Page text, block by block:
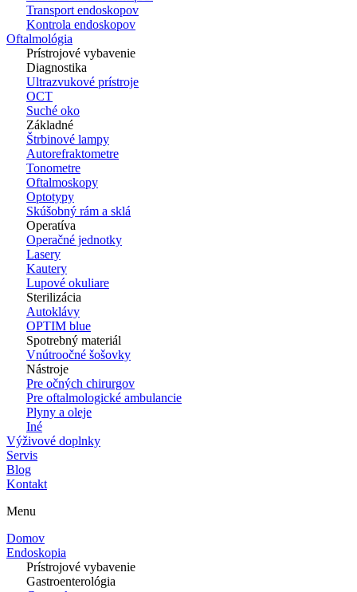
Transport endoskopov
Kontrola endoskopov
Oftalmológia
Prístrojové vybavenie
Diagnostika
Ultrazvukové prístroje
OCT
Suché oko
Základné
Štrbinové lampy
Autorefraktometre
Tonometre
Oftalmoskopy
Optotypy
Skúšobný rám a sklá
Operatíva
Operačné jednotky
Lasery
Kautery
Lupové okuliare
Sterilizácia
Autoklávy
OPTIM blue
Spotrebný materiál
Vnútroočné šošovky
Nástroje
Pre očných chirurgov
Pre oftalmologické ambulancie
Plyny a oleje
Iné
Výživové doplnky
Servis
Blog
Kontakt
Menu
Domov
Endoskopia
Prístrojové vybavenie
Gastroenterológia